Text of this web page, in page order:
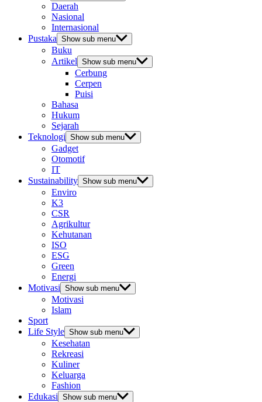
Daerah
Nasional
Internasional
Pustaka Show sub menu
Buku
Artikel Show sub menu
Cerbung
Cerpen
Puisi
Bahasa
Hukum
Sejarah
Teknologi Show sub menu
Gadget
Otomotif
IT
Sustainability Show sub menu
Enviro
K3
CSR
Agrikultur
Kehutanan
ISO
ESG
Green
Energi
Motivasi Show sub menu
Motivasi
Islam
Sport
Life Style Show sub menu
Kesehatan
Rekreasi
Kuliner
Keluarga
Fashion
Edukasi Show sub menu